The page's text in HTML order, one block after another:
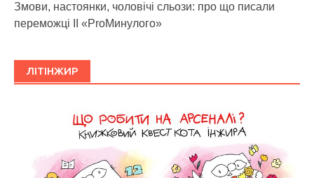
Змови, настоянки, чоловічі сльози: про що писали
переможці ІІ «ProМинулого»
ЛІТІНЖИР